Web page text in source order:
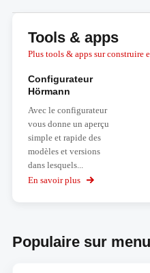
Tools & apps
Plus tools & apps sur construire
Configurateur
Hörmann
Avec le configurateur
vous donne un aperçu
simple et rapide des
modèles et versions
dans lesquels...
En savoir plus
sur
Populaire sur